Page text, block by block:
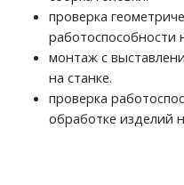
проверка
работоспособности
монтаж с
на станке.
проверка
обработке изделий